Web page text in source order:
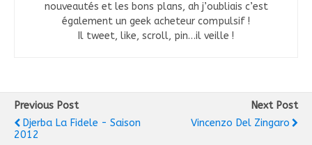
nouveautés et les bons plans, ah j’oubliais c’est
également un geek acheteur compulsif !
Il tweet, like, scroll, pin…il veille !
Previous Post
Djerba La Fidele - Saison
2012
Next Post
Vincenzo Del Zingaro